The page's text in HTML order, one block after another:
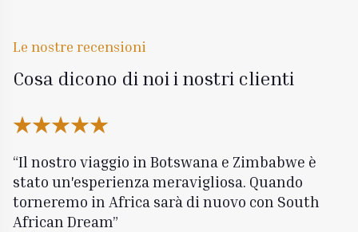
Le nostre recensioni
Cosa dicono di noi i nostri clienti
Il nostro viaggio in Botswana e Zimbabwe è
stato un'esperienza meravigliosa. Quando
torneremo in Africa sarà di nuovo con South
African Dream